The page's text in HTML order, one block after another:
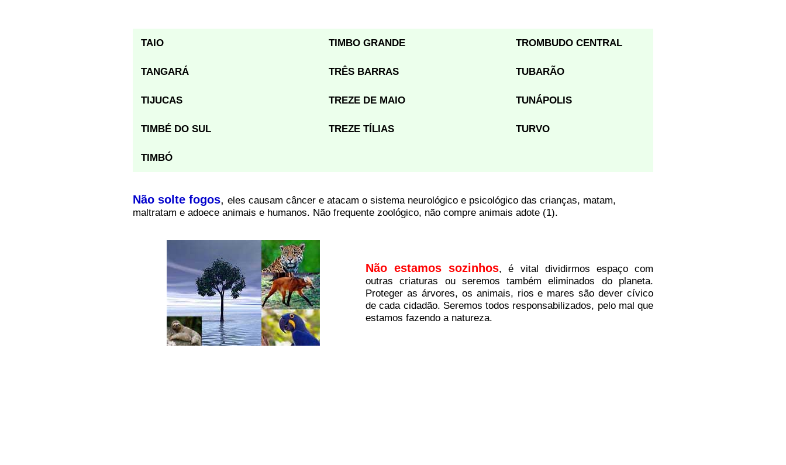
TAIO TIMBO GRANDE TROMBUDO CENTRAL
TANGARÁ TRÊS BARRAS TUBARÃO
TIJUCAS TREZE DE MAIO TUNÁPOLIS
TIMBÉ DO SUL TREZE TÍLIAS TURVO
TIMBÓ
Não solte fogos, eles causam câncer e atacam o sistema neurológico e psicológico das crianças, matam,
maltratam e adoece animais e humanos. Não frequente zoológico, não compre animais adote (1).
Não estamos sozinhos, é vital dividirmos espaço com
outras criaturas ou seremos também eliminados do planeta.
Proteger as árvores, os animais, rios e mares são dever cívico
de cada cidadão. Seremos todos responsabilizados, pelo mal que
estamos fazendo a natureza.